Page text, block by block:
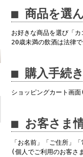
■ 商品を選
お好きな商品を選び「
20歳未満の飲酒は法律
■ 購入手続
ショッピングカート画
■ お客さま
「お名前」「ご住所」
(個人でご利用のお客さ